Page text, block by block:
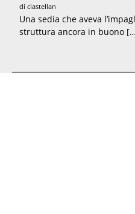
di ciastellan
Una sedia che aveva
struttura ancora in buono